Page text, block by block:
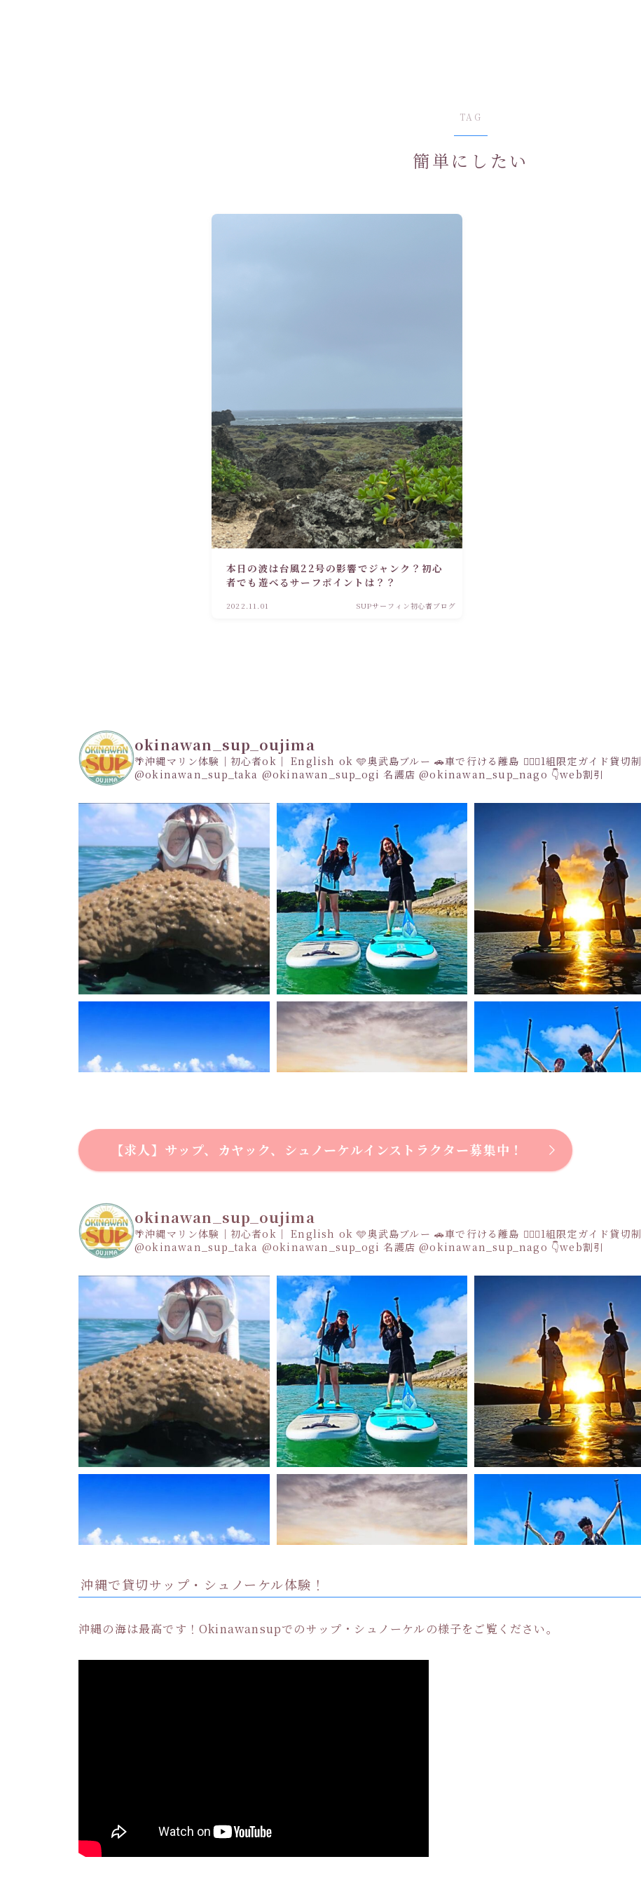
TAG
簡単にしたい
本日の波は台風22号の影響でジャンク？初心
者でも遊べるサーフポイントは？？
2022.11.01 SUPサーフィン初心者ブログ
okinawan_sup_oujima
🌴沖縄マリン体験｜初心者ok｜ English ok 🩵奥武島ブルー 🚗車で行ける離島 👩‍❤️‍👩1組限定ガイド貸切制
@okinawan_sup_taka @okinawan_sup_ogi名護店 @okinawan_sup_nago 👇web割引
さらに読み込む Instagram でフォロー
【求人】サップ、カヤック、シュノーケルインストラクター募集中！
okinawan_sup_oujima
🌴沖縄マリン体験｜初心者ok｜ English ok 🩵奥武島ブルー 🚗車で行ける離島 👩‍❤️‍👩1組限定ガイド貸切制
@okinawan_sup_taka @okinawan_sup_ogi 名護店 @okinawan_sup_nago 👇web割引
沖縄で貸切サップ・シュノーケル体験！
沖縄の海は最高です！Okinawansupでのサップ・シュノーケルの様子をご覧ください。